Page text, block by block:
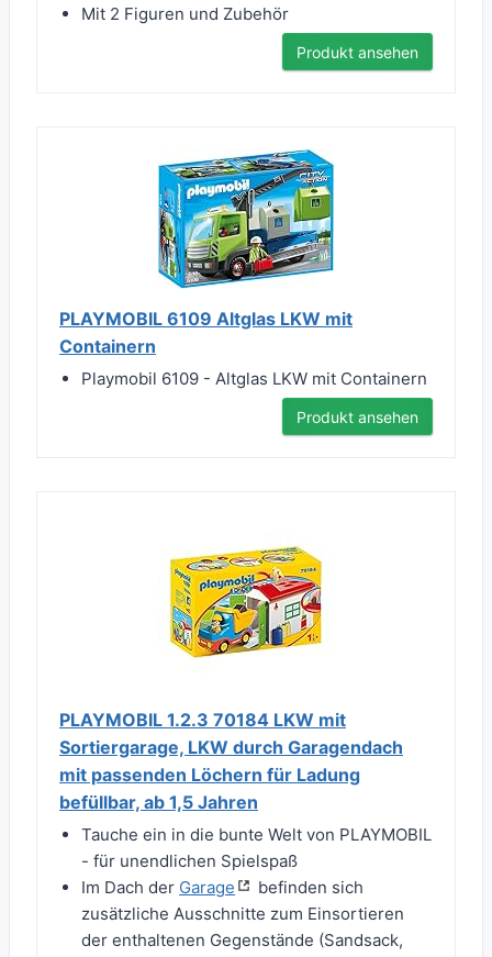
Mit 2 Figuren und Zubehör
Produkt ansehen
PLAYMOBIL 6109 Altglas LKW mit
Containern
Playmobil 6109 - Altglas LKW mit Containern
Produkt ansehen
PLAYMOBIL 1.2.3 70184 LKW mit
Sortiergarage, LKW durch Garagendach
mit passenden Löchern für Ladung
befüllbar, ab 1,5 Jahren
Tauche ein in die bunte Welt von PLAYMOBIL
- für unendlichen Spielspaß
Im Dach der Garage
befinden sich
zusätzliche Ausschnitte zum Einsortieren
der enthaltenen Gegenstände (Sandsack,